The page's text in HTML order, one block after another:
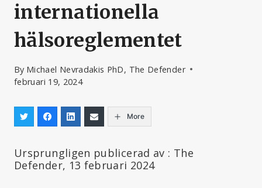
internationella
hälsoreglementet
By Michael Nevradakis PhD, The Defender
februari 19, 2024
More
Ursprungligen publicerad av : The
Defender, 13 februari 2024